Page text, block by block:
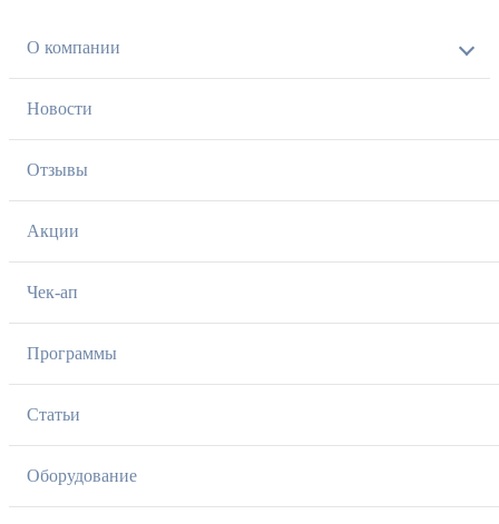
О компании
Новости
Отзывы
Акции
Чек-ап
Программы
Статьи
Оборудование